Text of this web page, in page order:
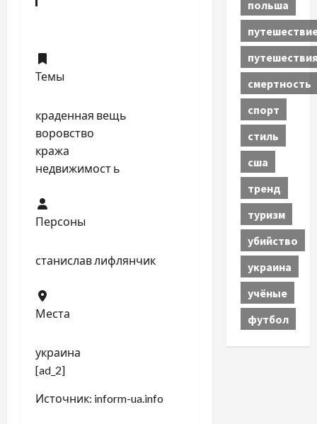
Темы
краденная вещь
воровство
кража
недвижимост ь
Персоны
станислав лифлянчик
Места
украина
[ad_2]
Источник: inform-ua.info
польша
смертность
спорт
стиль
сша
тренд
туризм
убийство
украина
учёные
футбол